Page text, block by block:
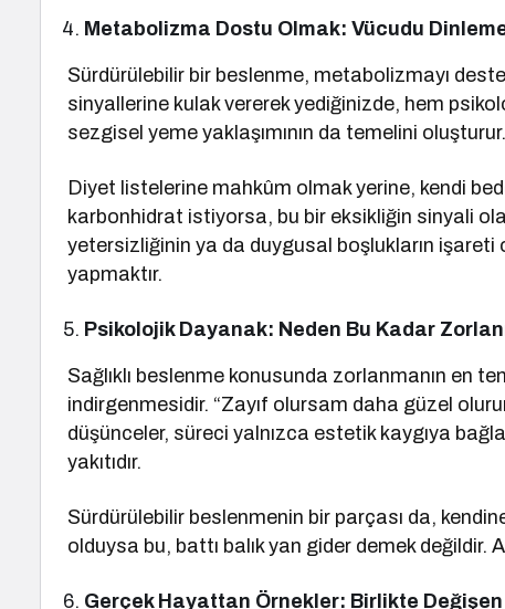
Metabolizma Dostu Olmak: Vücudu
Sürdürülebilir bir beslenme, metabolizmayı
sinyallerine kulak vererek yediğinizde, hem
sezgisel yeme yaklaşımının da temelini oluşturur.
Diyet listelerine mahkûm olmak yerine, kendi
karbonhidrat istiyorsa, bu bir eksikliğin sinyali
yetersizliğinin ya da duygusal boşlukların
yapmaktır.
Psikolojik Dayanak: Neden Bu Kadar
Sağlıklı beslenme konusunda zorlanmanın en
indirgenmesidir. “Zayıf olursam daha güzel
düşünceler, süreci yalnızca estetik kaygıya
yakıtıdır.
Sürdürülebilir beslenmenin bir parçası da,
olduysa bu, battı balık yan gider demek değildir.
Gerçek Hayattan Örnekler: Birlikte